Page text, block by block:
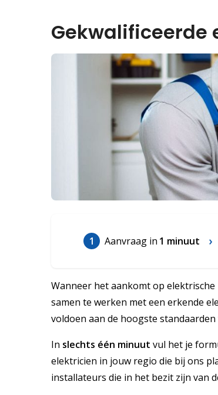
Gekwalificeerde
1 Aanvraag in 1 minuut
Wanneer het aankomt op
samen te werken met een erkende
voldoen aan de hoogste
In slechts één minuut vul het je
elektricien in jouw regio die bij ons
installateurs die in het bezit zijn van